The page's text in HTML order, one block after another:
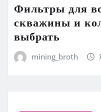
Фильтры для
скважины и
выбрать
mining_broth